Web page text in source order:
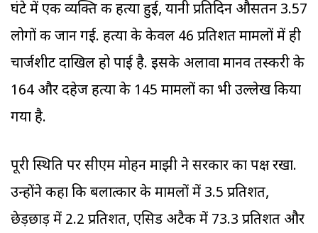
घंटे में एक व्यक्ति की हत्या हुई, यानी प्रतिदिन औसतन 3.57
लोगों की जान गई. हत्या के केवल 46 प्रतिशत मामलों में ही
चार्जशीट दाखिल हो पाई है. इसके अलावा मानव तस्करी के
164 और दहेज हत्या के 145 मामलों का भी उल्लेख किया
गया है.
पूरी स्थिति पर सीएम मोहन माझी ने सरकार का पक्ष रखा.
उन्होंने कहा कि बलात्कार के मामलों में 3.5 प्रतिशत,
छेड़छाड़ में 2.2 प्रतिशत, एसिड अटैक में 73.3 प्रतिशत और